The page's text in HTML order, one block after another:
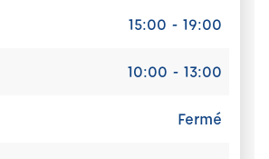
15:00 - 19:00
10:00 - 13:00
Fermé